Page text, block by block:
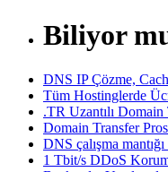
Biliyor
DNS IP Çözme,
Tüm Hostinglerde
.TR Uzantılı Domain
Domain Transfer
DNS çalışma
1 Tbit/s DDoS